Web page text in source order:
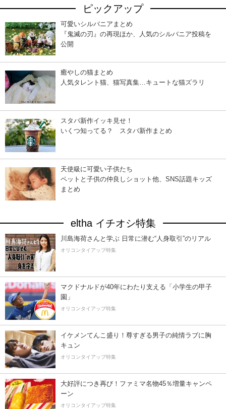
ピックアップ
可愛いシルバニアまとめ
『鬼滅の刃』の再現ほか、人気のシルバニア投稿を
公開
癒やしの猫まとめ
人気タレント猫、猫写真集…キュートな猫ズラリ
スタバ新作イッキ見せ！
いくつ知ってる？ スタバ新作まとめ
天使級に可愛い子供たち
ペットと子供の仲良しショット他、SNS話題キッズ
まとめ
eltha イチオシ特集
川島海荷さんと学ぶ 日常に潜む“人身取引”のリアル
オリコンタイアップ特集
マクドナルドが40年にわたり支える「小学生の甲子
園」
オリコンタイアップ特集
イケメンてんこ盛り！尊すぎる男子の純情ラブに胸
キュン
オリコンタイアップ特集
大好評につき再び！ファミマ名物45％増量キャンペ
ーン
オリコンタイアップ特集